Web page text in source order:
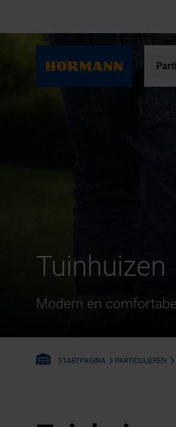
Tuinhuizen
Modern en
STARTPAGINA PARTICULIEREN